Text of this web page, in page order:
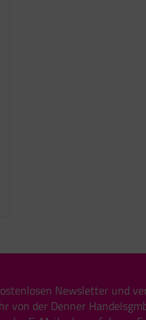
Newsletter und
von der Denner